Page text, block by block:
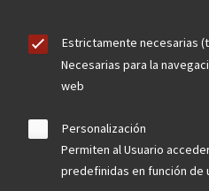
Estrictamente necesarias
Necesarias para la
web
Personalización
Permiten al Usuario
predefinidas en función de
Menu
Footer
observatorio